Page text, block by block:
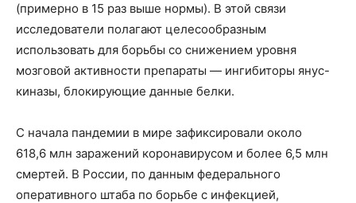
(примерно в 15 раз выше нормы). В этой связи
исследователи полагают целесообразным
использовать для борьбы со снижением уровня
мозговой активности препараты — ингибиторы янус-
киназы, блокирующие данные белки.
С начала пандемии в мире зафиксировали около
618,6 млн заражений коронавирусом и более 6,5 млн
смертей. В России, по данным федерального
оперативного штаба по борьбе с инфекцией,